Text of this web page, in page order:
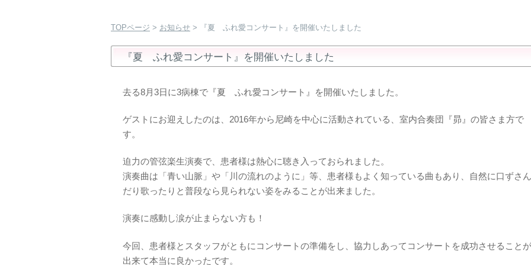
TOPページ > お知らせ > 『夏 ふれ愛コンサート』を開催いたしました
『夏 ふれ愛コンサート』を開催いたしました
去る8月3日に3病棟で『夏 ふれ愛コンサート』を開催いたしました。
ゲストにお迎えしたのは、2016年から尼崎を中心に活動されている、室内合奏団『昴』の皆さま方で
す。
迫力の管弦楽生演奏で、患者様は熱心に聴き入っておられました。
演奏曲は「青い山脈」や「川の流れのように」等、患者様もよく知っている曲もあり、自然に口ずさん
だり歌ったりと普段なら見られない姿をみることが出来ました。
演奏に感動し涙が止まらない方も！
今回、患者様とスタッフがともにコンサートの準備をし、協力しあってコンサートを成功させることが
出来て本当に良かったです。